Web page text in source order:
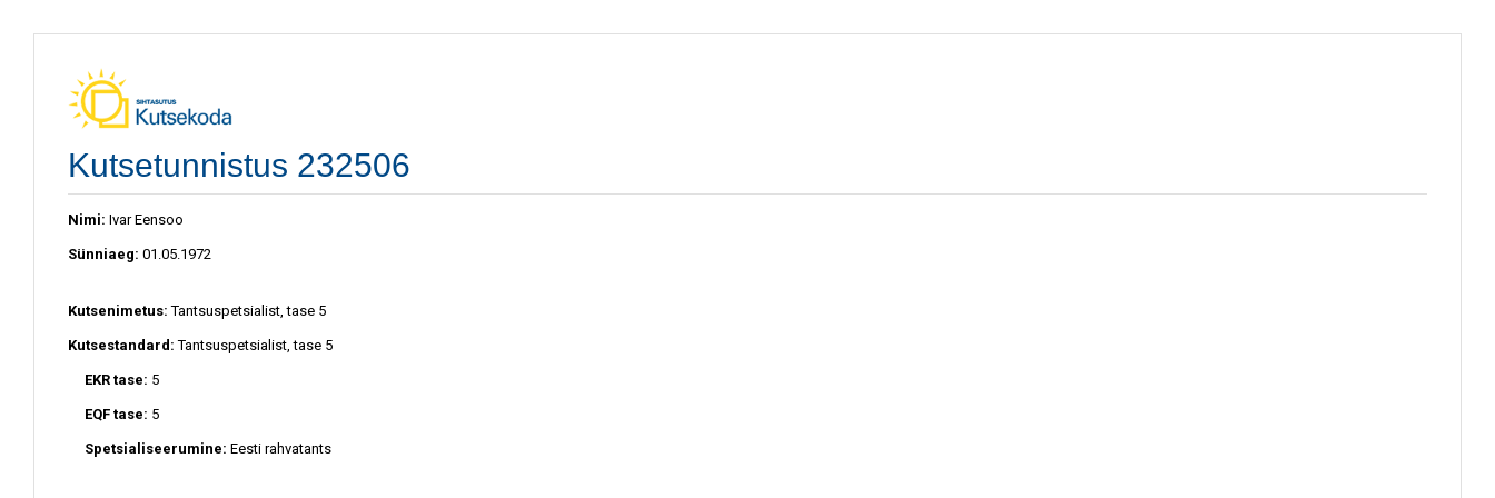
Kutsetunnistus 232506
Nimi: Ivar Eensoo
Sünniaeg: 01.05.1972
Kutsenimetus:Tantsuspetsialist, tase 5
Kutsestandard:Tantsuspetsialist, tase 5
EKR tase: 5
EQF tase: 5
Spetsialiseerumine: Eesti rahvatants